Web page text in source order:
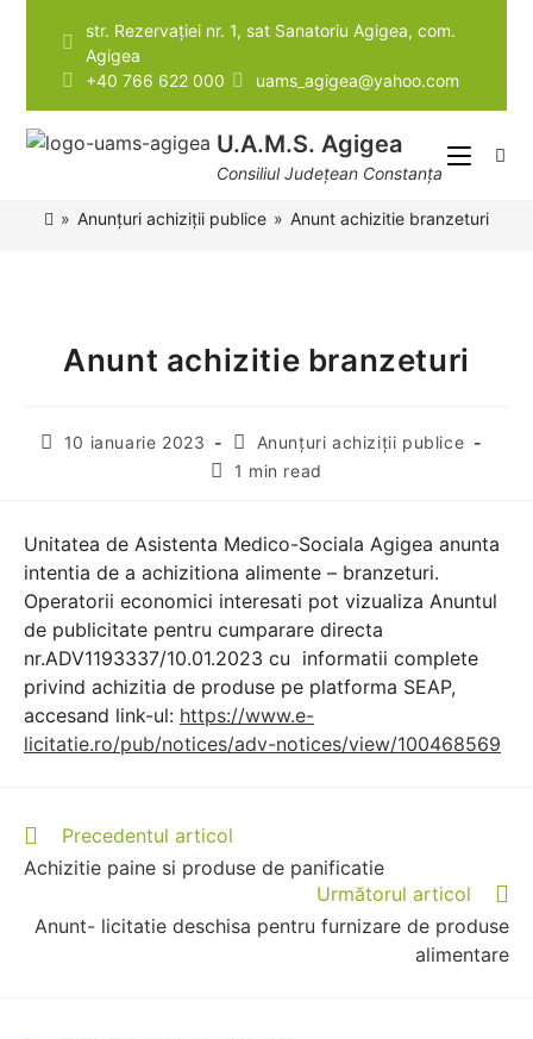
str. Rezervației nr. 1, sat Sanatoriu Agigea, com.
Agigea
+40 766 622 000
uams_agigea@yahoo.com
U.A.M.S. Agigea
Consiliul Județean Constanța
» Anunțuri achiziții publice » Anunt achizitie branzeturi
Anunt achizitie branzeturi
10 ianuarie 2023
Anunțuri achiziții publice
1 min read
Unitatea de Asistenta Medico-Sociala Agigea anunta
intentia de a achizitiona alimente – branzeturi.
Operatorii economici interesati pot vizualiza Anuntul
de publicitate pentru cumparare directa
nr.ADV1193337/10.01.2023 cu informatii complete
privind achizitia de produse pe platforma SEAP,
accesand link-ul: https://www.e-
licitatie.ro/pub/notices/adv-notices/view/100468569
Precedentul articol
Achizitie paine si produse de panificatie
Următorul articol
Anunt- licitatie deschisa pentru furnizare de produse
alimentare